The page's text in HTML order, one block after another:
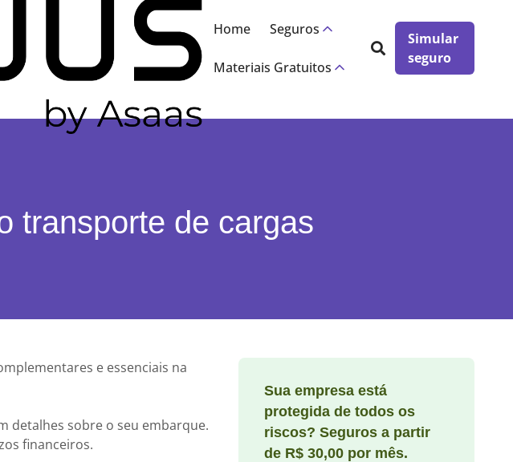
Home Seguros
Materiais Gratuitos
Simular
seguro
transporte de cargas
e essenciais na
detalhes sobre o seu embarque.
financeiros.
Sua empresa está
protegida de todos os
riscos? Seguros a partir
de R$ 30,00 por mês.